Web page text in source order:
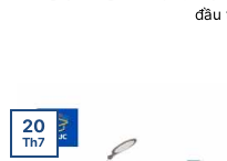
đầu
20
Th7